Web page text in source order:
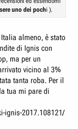
uno dei pochi ).
almeno, è stato
di Ignis con
ma per un
vicino al 3%
tanta roba. Per il
tua mi pare di
ignis-2017.108121/